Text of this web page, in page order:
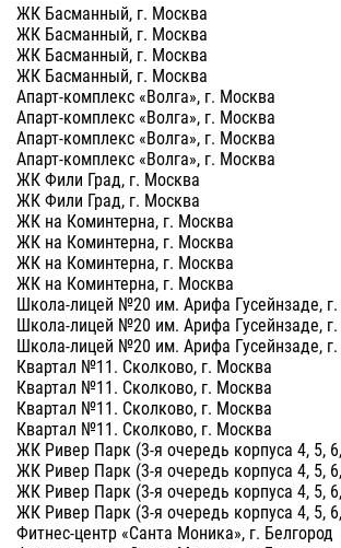
ЖК Басманный, г. Москва
ЖК Басманный, г. Москва
ЖК Басманный, г. Москва
ЖК Басманный, г. Москва
Апарт-комплекс «Волга», г. Москва
Апарт-комплекс «Волга», г. Москва
Апарт-комплекс «Волга», г. Москва
Апарт-комплекс «Волга», г. Москва
ЖК Фили Град, г. Москва
ЖК Фили Град, г. Москва
ЖК на Коминтерна, г. Москва
ЖК на Коминтерна, г. Москва
ЖК на Коминтерна, г. Москва
ЖК на Коминтерна, г. Москва
Школа-лицей №20 им. Арифа Гусейнзаде,
Школа-лицей №20 им. Арифа Гусейнзаде,
Школа-лицей №20 им. Арифа Гусейнзаде,
Квартал №11. Сколково, г. Москва
Квартал №11. Сколково, г. Москва
Квартал №11. Сколково, г. Москва
Квартал №11. Сколково, г. Москва
ЖК Ривер Парк (3-я очередь корпуса 4, 5,
ЖК Ривер Парк (3-я очередь корпуса 4, 5,
ЖК Ривер Парк (3-я очередь корпуса 4, 5,
ЖК Ривер Парк (3-я очередь корпуса 4, 5,
Фитнес-центр «Санта Моника», г. Белгород